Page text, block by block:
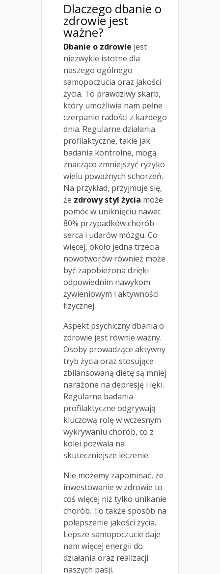
Dlaczego dbanie o
zdrowie jest
ważne?
Dbanie o zdrowie jest
niezwykle istotne dla
naszego ogólnego
samopoczucia oraz jakości
życia. To prawdziwy skarb,
który umożliwia nam pełne
czerpanie radości z każdego
dnia. Regularne działania
profilaktyczne, takie jak
badania kontrolne, mogą
znacząco zmniejszyć ryzyko
wielu poważnych schorzeń.
Na przykład, przyjmuje się,
że zdrowy styl życia może
pomóc w uniknięciu nawet
80% przypadków chorób
serca i udarów mózgu. Co
więcej, około jedna trzecia
nowotworów również może
być zapobieżona dzięki
odpowiednim nawykom
żywieniowym i aktywności
fizycznej.
Aspekt psychiczny dbania o
zdrowie jest równie ważny.
Osoby prowadzące aktywny
tryb życia oraz stosujące
zbilansowaną dietę są mniej
narażone na depresję i lęki.
Regularne badania
profilaktyczne odgrywają
kluczową rolę w wczesnym
wykrywaniu chorób, co z
kolei pozwala na
skuteczniejsze leczenie.
Nie możemy zapominać, że
inwestowanie w zdrowie to
coś więcej niż tylko unikanie
chorób. To także sposób na
polepszenie jakości życia.
Lepsze samopoczucie daje
nam więcej energii do
działania oraz realizacji
naszych pasji.